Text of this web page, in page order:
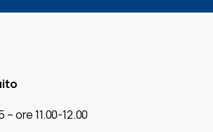
ore 11.00-12.00